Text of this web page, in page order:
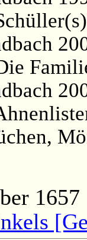
1657